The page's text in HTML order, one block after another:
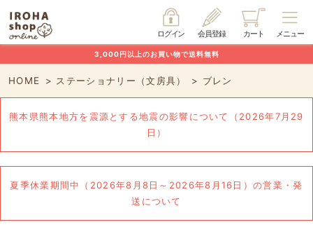
メニュー
カート
会員登録
ログイン
3,000円以上のお買い物で送料無料
HOME ステーショナリー（文房具） ブレン
熊本県熊本地方を震源とする地震の影響について（2026年7月29
日）
夏季休業期間中（2026年8月8日～2026年8月16日）の営業・発
送について